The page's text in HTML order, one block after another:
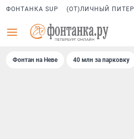
ФОНТАНКА SUP (ОТ)ЛИЧНЫЙ ПИТЕР
Фонтан на Неве 40 млн за парковку